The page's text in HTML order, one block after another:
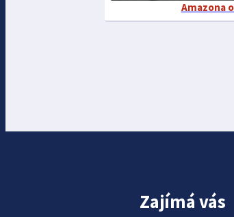
Amazona
Zajímá vás